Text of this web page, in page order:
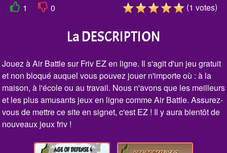
1 0 (1 votes)
La DESCRIPTION
Jouez à Air Battle sur Friv EZ en ligne. Il s'agit d'un jeu gratuit
et non bloqué auquel vous pouvez jouer n'importe où : à la
maison, à l'école ou au travail. Nous n'avons que les meilleurs
et les plus amusants jeux en ligne comme Air Battle. Assurez-
vous de mettre ce site en signet, c'est EZ ! Il y aura bientôt de
nouveaux jeux friv !